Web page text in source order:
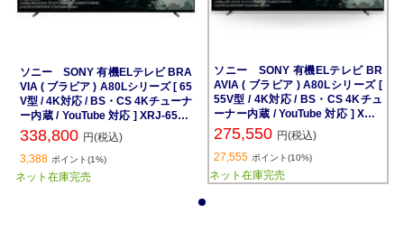
ソニー SONY 有機ELテレビ BRA
VIA ( ブラビア ) A80Lシリーズ [ 65
V型 / 4K対応 / BS・CS 4Kチューナ
ー内蔵 / YouTube 対応 ] XRJ-65A8
0L
338,800 円(税込)
3,388 ポイント(1%)
ネット在庫完売
ソニー SONY 有機ELテレビ BR
AVIA ( ブラビア ) A80Lシリーズ [
55V型 / 4K対応 / BS・CS 4Kチュ
ーナー内蔵 / YouTube 対応 ] XRJ-
55A80L
275,550 円(税込)
27,555 ポイント(10%)
ネット在庫完売